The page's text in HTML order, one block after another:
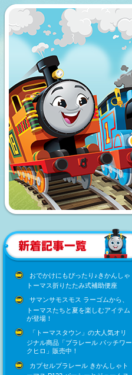
おでかけにもぴったり♪きかんしゃ
トーマス折りたたみ式補助便座
サマンサモスモス ラーゴムから、
トーマスたちと夏を楽しむアイテム
が登場！
「トーマスタウン」の大人気オリ
ジナル商品「プラレール パッチワー
クヒロ」販売中！
カプセルプラレール きかんしゃト